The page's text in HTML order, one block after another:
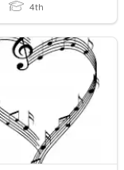
4th